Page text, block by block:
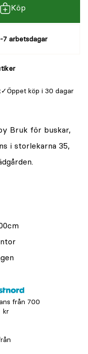
Köp
arbetsdagar
Öppet köp i 30 dagar
Bruk för buskar,
i storlekarna 35,
från 700
kr